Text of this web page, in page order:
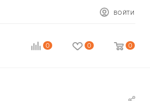
ВОЙТИ
0 0 0